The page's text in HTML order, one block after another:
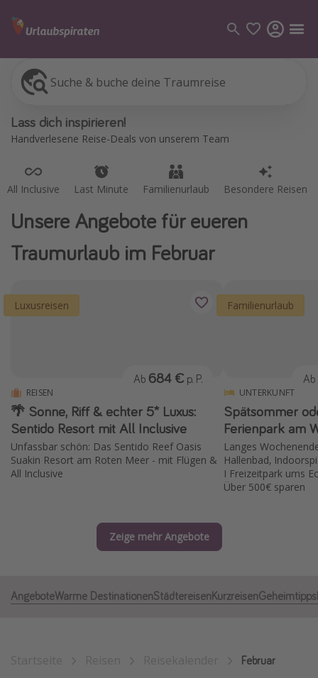
Suche & buche deine Traumreise
Lass dich inspirieren!
Handverlesene Reise-Deals von unserem Team
All Inclusive Last Minute Familienurlaub Besondere Reisen
All Inclusive
Flüge
Pauschalreisen
Gozo Urlaub
Kefalonia Urlaub
Krabi Urlaub
Tulum Urlaub
Sri Lanka Rundreise
Disneyland Paris
Unsere Angebote für eueren
Traumurlaub im Februar
Luxusreisen
REISEN
🌴 Sonne, Riff & echter 5* Luxus:
Sentido Resort mit All Inclusive
Unfassbar schön: Das Sentido Reef Oasis
Suakin Resort am Roten Meer - mit Flügen &
All Inclusive
Ab 684 € p. P.
Familienurlaub
UNTERKUNFT
Spätsommer
Ferienpark am
Langes
Hallenbad,
I Freizeitpark ums
Über 500€ sparen
Ab
Zeige mehr Angebote
AngeboteWarme DestinationenStädtereisenKurzreisenGeheimtipps
Februar